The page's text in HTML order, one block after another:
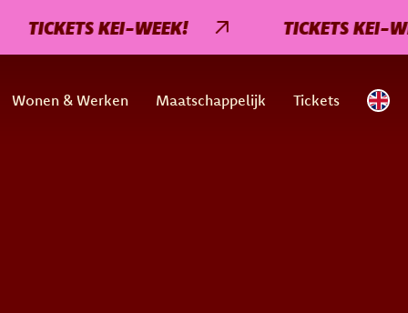
KEI-WEEK! TICKETS KEI-WEEK!
Wonen & Werken Maatschappelijk Tickets